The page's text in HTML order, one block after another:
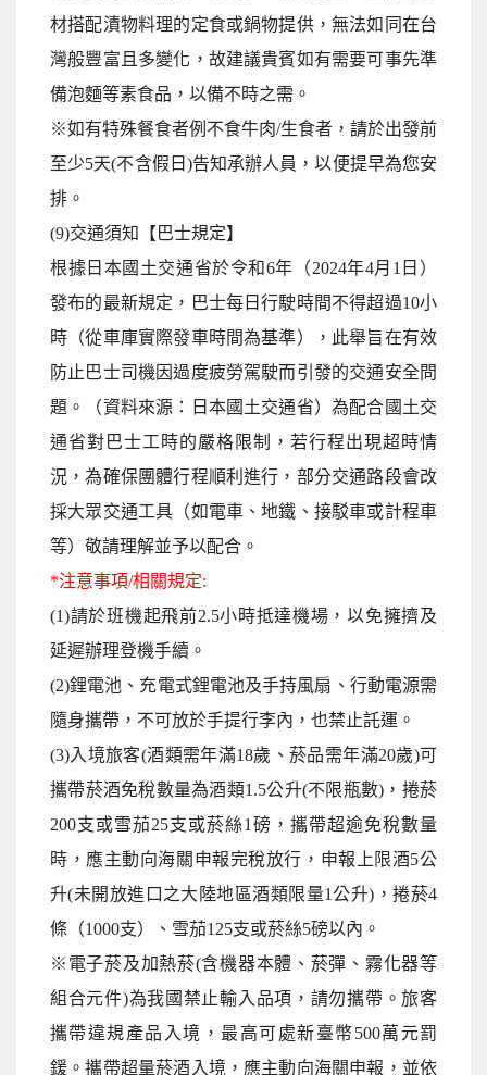
材搭配漬物料理的定食或鍋物提供，無法如同在台
灣般豐富且多變化，故建議貴賓如有需要可事先準
備泡麵等素食品，以備不時之需。
※如有特殊餐食者例不食牛肉/生食者，請於出發前
至少5天(不含假日)告知承辦人員，以便提早為您安
排。
(9)交通須知【巴士規定】
根據日本國土交通省於令和6年（2024年4月1日）
發布的最新規定，巴士每日行駛時間不得超過10小
時（從車庫實際發車時間為基準），此舉旨在有效
防止巴士司機因過度疲勞駕駛而引發的交通安全問
題。（資料來源：日本國土交通省）為配合國土交
通省對巴士工時的嚴格限制，若行程出現超時情
況，為確保團體行程順利進行，部分交通路段會改
採大眾交通工具（如電車、地鐵、接駁車或計程車
等）敬請理解並予以配合。
*注意事項/相關規定:
(1)請於班機起飛前2.5小時抵達機場，以免擁擠及
延遲辦理登機手續。
(2)鋰電池、充電式鋰電池及手持風扇、行動電源需
隨身攜帶，不可放於手提行李內，也禁止託運。
(3)入境旅客(酒類需年滿18歲、菸品需年滿20歲)可
攜帶菸酒免稅數量為酒類1.5公升(不限瓶數)，捲菸
200支或雪茄25支或菸絲1磅，攜帶超逾免稅數量
時，應主動向海關申報完稅放行，申報上限酒5公
升(未開放進口之大陸地區酒類限量1公升)，捲菸4
條（1000支）、雪茄125支或菸絲5磅以內。
※電子菸及加熱菸(含機器本體、菸彈、霧化器等
組合元件)為我國禁止輸入品項，請勿攜帶。旅客
攜帶違規產品入境，最高可處新臺幣500萬元罰
鍰。攜帶超量菸酒入境，應主動向海關申報，並依